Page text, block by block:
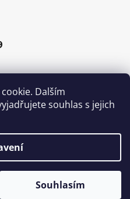
Dalším
souhlas s jejich
SouhlasímVytvořil Shoptet
práva